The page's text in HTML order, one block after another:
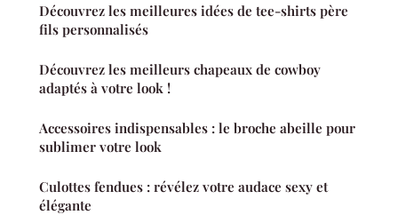
Découvrez les meilleures idées de tee-shirts père
fils personnalisés
Découvrez les meilleurs chapeaux de cowboy
adaptés à votre look !
Accessoires indispensables : le broche abeille pour
sublimer votre look
Culottes fendues : révélez votre audace sexy et
élégante